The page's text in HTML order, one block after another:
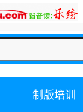
制版培训